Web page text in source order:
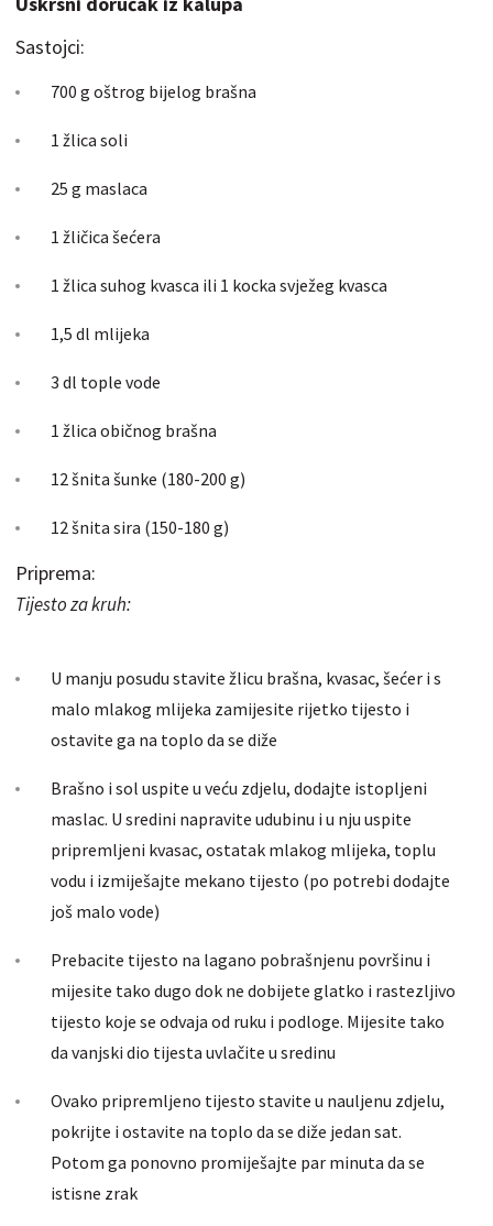
Sastojci:
700 g oštrog bijelog brašna
1 žlica soli
25 g maslaca
1 žličica šećera
1 žlica suhog kvasca ili 1 kocka svježeg kvasca
1,5 dl mlijeka
3 dl tople vode
1 žlica običnog brašna
12 šnita šunke (180-200 g)
12 šnita sira (150-180 g)
Priprema:
Tijesto za kruh:
U manju posudu stavite žlicu brašna, kvasac, šećer i s
malo mlakog mlijeka zamijesite rijetko tijesto i
ostavite ga na toplo da se diže
Brašno i sol uspite u veću zdjelu, dodajte istopljeni
maslac. U sredini napravite udubinu i u nju uspite
pripremljeni kvasac, ostatak mlakog mlijeka, toplu
vodu i izmiješajte mekano tijesto (po potrebi dodajte
još malo vode)
Prebacite tijesto na lagano pobrašnjenu površinu i
mijesite tako dugo dok ne dobijete glatko i rastezljivo
tijesto koje se odvaja od ruku i podloge. Mijesite tako
da vanjski dio tijesta uvlačite u sredinu
Ovako pripremljeno tijesto stavite u nauljenu zdjelu,
pokrijte i ostavite na toplo da se diže jedan sat.
Potom ga ponovno promiješajte par minuta da se
istisne zrak